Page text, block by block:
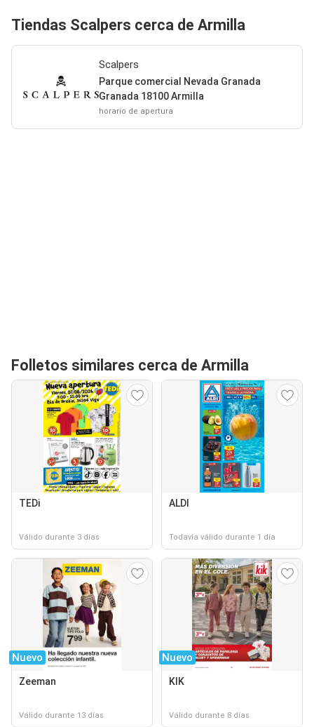
Tiendas Scalpers cerca de Armilla
Scalpers
Parque comercial Nevada Granada
Granada 18100 Armilla
horario de apertura
Folletos similares cerca de Armilla
TEDi
Válido durante 3 días
ALDI
Todavía válido durante 1 día
Nuevo
Zeeman
Válido durante 13 días
Nuevo
KIK
Válido durante 8 días